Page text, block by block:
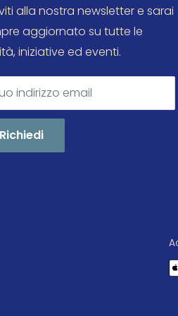
alla nostra newsletter e sarai
aggiornato su tutte le
iniziative ed eventi.
indirizzo email
Richiedi